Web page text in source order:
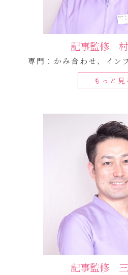
記事監修
専門：かみ合わせ、イン
もっと見
記事監修